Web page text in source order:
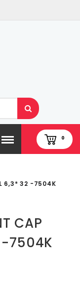
0
6,3* 32 -7504K
CAP
-7504K